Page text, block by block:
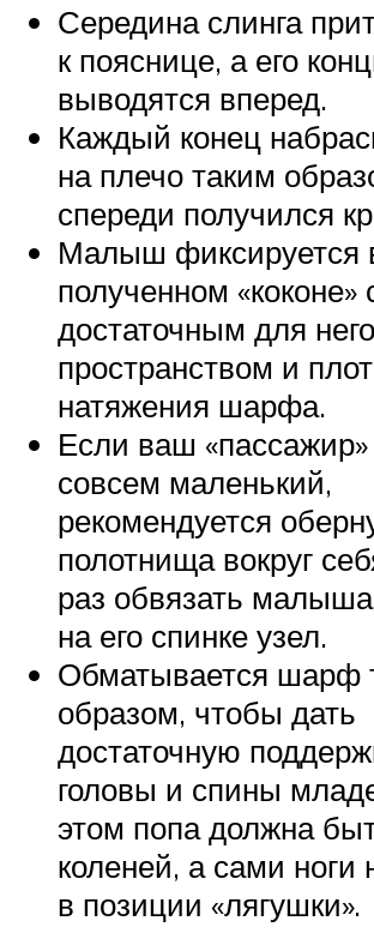
Середина слинга
к пояснице, а его
выводятся вперед.
Каждый конец
на плечо таким
спереди получился
Малыш фиксируется
полученном «коконе»
достаточным для него
пространством и
натяжения шарфа.
Если ваш
совсем маленький,
рекомендуется
полотнища вокруг
раз обвязать
на его спинке узел.
Обматывается шарф
образом, чтобы дать
достаточную
головы и спины
этом попа должна
коленей, а сами ноги
в позиции «лягушки».